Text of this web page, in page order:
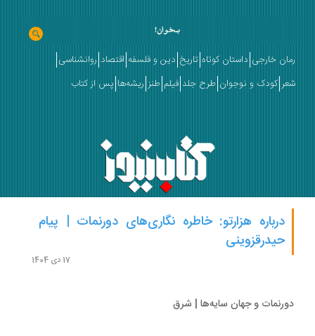
خارجی داستان کوتاه تاریخ دین و فلسفه اقتصاد روانشناسی
کودک و نوجوان طرح جلد فیلم طنز ریشه‌ها پس از کتاب
درباره هزارتو: خاطره نگاری‌های دورنمات | پیام
حیدرقزوینی
و جهان سایه‌ها | شرق